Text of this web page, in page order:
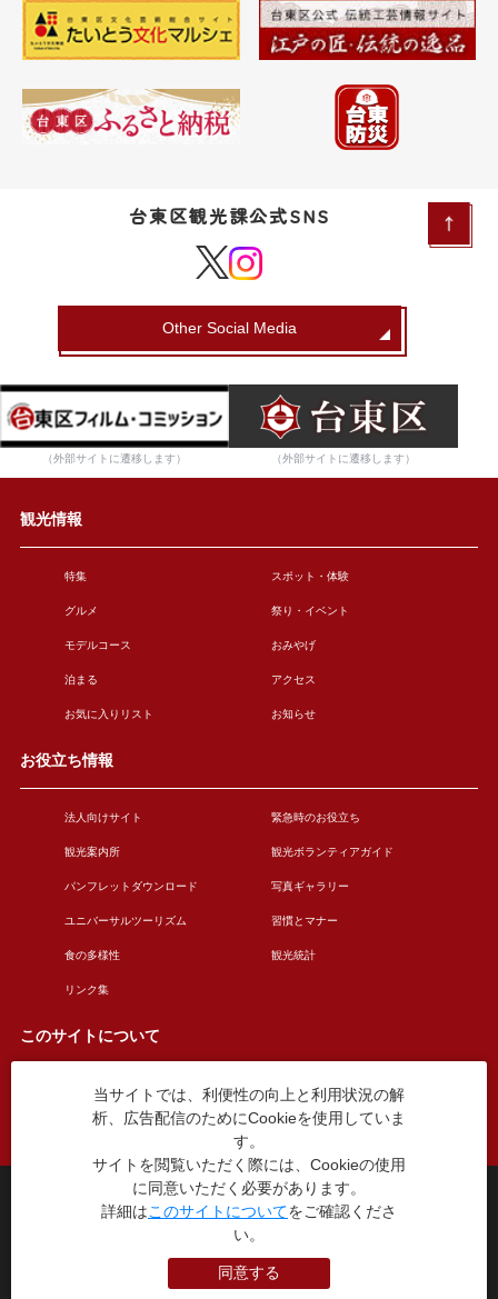
台東区観光課公式SNS
Other Social Media
（外部サイトに遷移します） （外部サイトに遷移します）
観光情報
特集 スポット・体験
グルメ 祭り・イベント
モデルコース おみやげ
泊まる アクセス
お気に入りリスト お知らせ
お役立ち情報
法人向けサイト 緊急時のお役立ち
観光案内所 観光ボランティアガイド
パンフレットダウンロード 写真ギャラリー
ユニバーサルツーリズム 習慣とマナー
食の多様性 観光統計
リンク集
このサイトについて
このサイトについて 広告掲載について
お問い合わせ
台東区役所観光課
〒110-8615 東京都台東区東上野4丁目5番6号
TEL：03-5246-1151
本WEBサイトに掲就されている全データについて無断転載・引用を禁じます。
当サイトでは、利便性の向上と利用状況の解
析、広告配信のためにCookieを使用していま
す。
サイトを閲覧いただく際には、Cookieの使用
に同意いただく必要があります。
詳細はこのサイトについてをご確認くださ
い。
同意する